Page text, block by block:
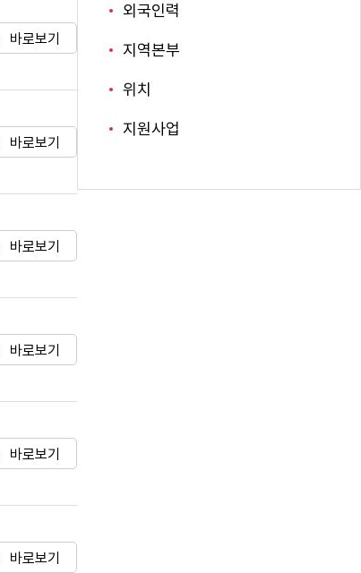
바로보기
바로보기
바로보기
바로보기
바로보기
바로보기
외국인력
지역본부
위치
지원사업